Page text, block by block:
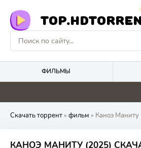
ФИЛЬМЫ
4.1 4.8
Скачать торрент» фильм » Каноэ Маниту
КАНОЭ МАНИТУ (2025)
6.3